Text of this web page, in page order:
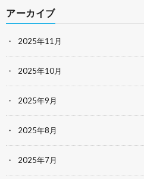
アーカイブ
2025年11月
2025年10月
2025年9月
2025年8月
2025年7月